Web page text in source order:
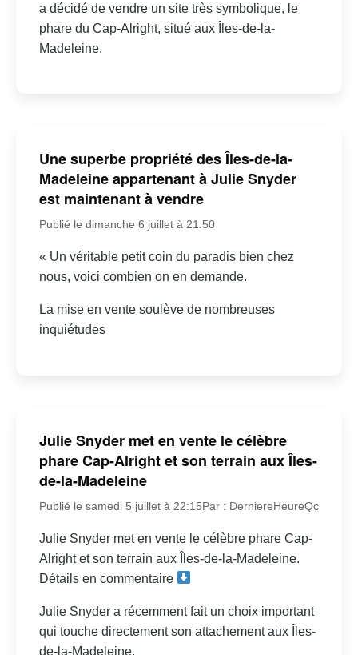
a décidé de vendre un site très symbolique, le
phare du Cap-Alright, situé aux Îles-de-la-
Madeleine.
Une superbe propriété des Îles-de-la-
Madeleine appartenant à Julie Snyder
est maintenant à vendre
Publié le dimanche 6 juillet à 21:50
« Un véritable petit coin du paradis bien chez
nous, voici combien on en demande.
La mise en vente soulève de nombreuses
inquiétudes
Julie Snyder met en vente le célèbre
phare Cap-Alright et son terrain aux Îles-
de-la-Madeleine
Publié le samedi 5 juillet à 22:15Par : DerniereHeureQc
Julie Snyder met en vente le célèbre phare Cap-
Alright et son terrain aux Îles-de-la-Madeleine.
Détails en commentaire
Julie Snyder a récemment fait un choix important
qui touche directement son attachement aux Îles-
de-la-Madeleine.